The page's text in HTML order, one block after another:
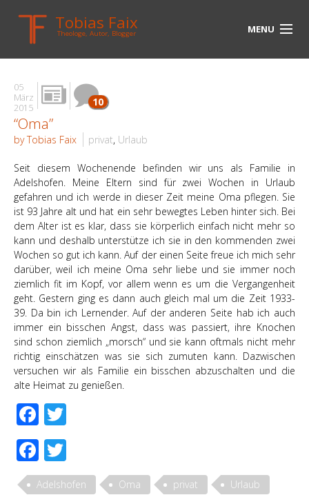
Tobias Faix
Theologe, Autor, Blogger MENU
HOME
BLOG
BIOGRAPHIE
UNTERWEGS
MEDIEN
KONTAKT
LINKS
05
März
2015
10
“Oma”
by Tobias Faix privat, Urlaub
Seit diesem Wochenende befinden wir uns als Familie in
Adelshofen. Meine Eltern sind für zwei Wochen in Urlaub
gefahren und ich werde in dieser Zeit meine Oma pflegen. Sie
ist 93 Jahre alt und hat ein sehr bewegtes Leben hinter sich. Bei
dem Alter ist es klar, dass sie körperlich einfach nicht mehr so
kann und deshalb unterstütze ich sie in den kommenden zwei
Wochen so gut ich kann. Auf der einen Seite freue ich mich sehr
darüber, weil ich meine Oma sehr liebe und sie immer noch
ziemlich fit im Kopf, vor allem wenn es um die Vergangenheit
geht. Gestern ging es dann auch gleich mal um die Zeit 1933-
39. Da bin ich Lernender. Auf der anderen Seite hab ich auch
immer ein bisschen Angst, dass was passiert, ihre Knochen
sind schon ziemlich „morsch“ und sie kann oftmals nicht mehr
richtig einschätzen was sie sich zumuten kann. Dazwischen
versuchen wir als Familie ein bisschen abzuschalten und die
alte Heimat zu genießen.
Facebook
Facebook
Adelshofen Oma privat Urlaub